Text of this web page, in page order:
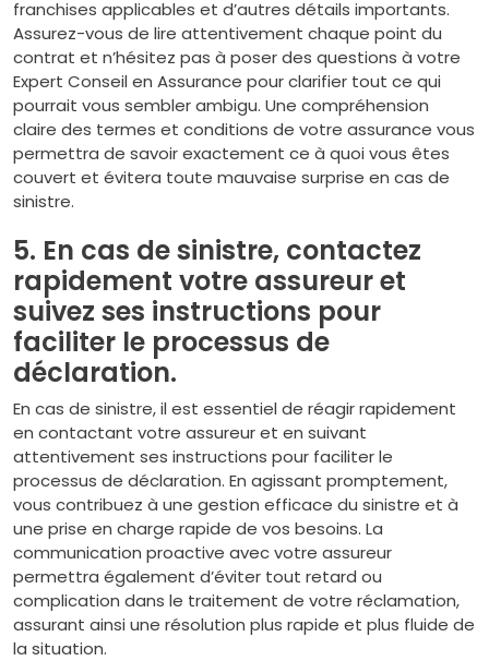
franchises applicables et d’autres détails importants.
Assurez-vous de lire attentivement chaque point du
contrat et n’hésitez pas à poser des questions à votre
Expert Conseil en Assurance pour clarifier tout ce qui
pourrait vous sembler ambigu. Une compréhension
claire des termes et conditions de votre assurance vous
permettra de savoir exactement ce à quoi vous êtes
couvert et évitera toute mauvaise surprise en cas de
sinistre.
5. En cas de sinistre, contactez
rapidement votre assureur et
suivez ses instructions pour
faciliter le processus de
déclaration.
En cas de sinistre, il est essentiel de réagir rapidement
en contactant votre assureur et en suivant
attentivement ses instructions pour faciliter le
processus de déclaration. En agissant promptement,
vous contribuez à une gestion efficace du sinistre et à
une prise en charge rapide de vos besoins. La
communication proactive avec votre assureur
permettra également d’éviter tout retard ou
complication dans le traitement de votre réclamation,
assurant ainsi une résolution plus rapide et plus fluide de
la situation.